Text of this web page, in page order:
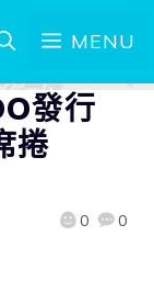
MENU
發行
捲
0 0